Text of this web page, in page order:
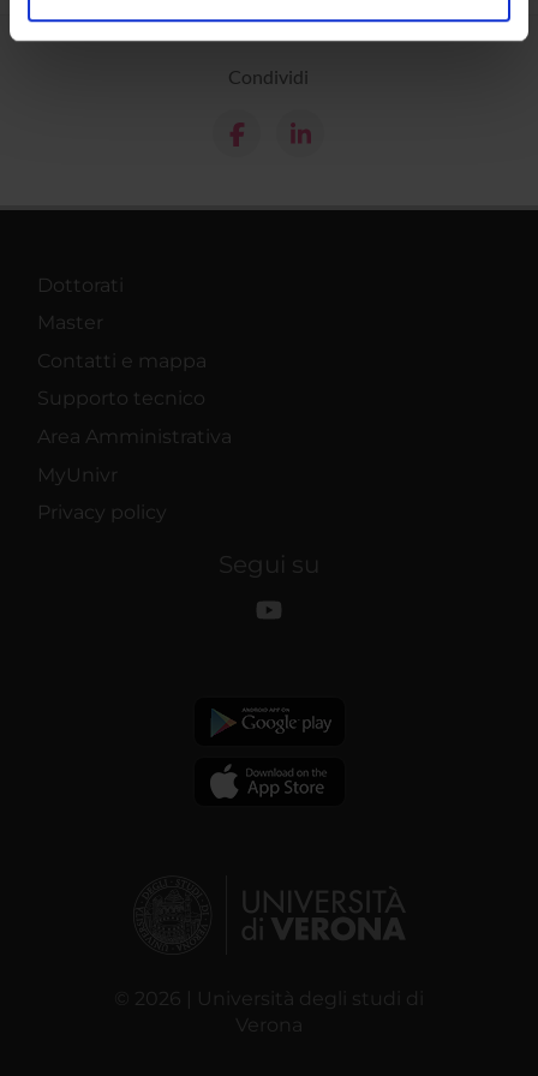
analizzare il nostro traffico. Condividiamo inoltre
nostri partner che si occupano di analisi dei dati web,
con altre informazioni che hai fornito loro o che hanno
Condividi
Dottorati
Master
Contatti e mappa
Supporto tecnico
Area Amministrativa
MyUnivr
Privacy policy
Segui su
© 2026 | Università degli studi di
Verona